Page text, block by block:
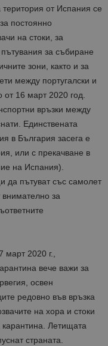
територия от Испания се
постоянно
на стоки, за
за събиране
зони, както и за
между португалски и
от 16 март 2020 год.
връзки между
Единствената
в България засега е
или с прекачване в
на Испания).
да пътуват със самолет
за
март 2020 г.,
вече важи за
освен
редовно във връзка
на хора и стоки
карантина. Летищата
страната.